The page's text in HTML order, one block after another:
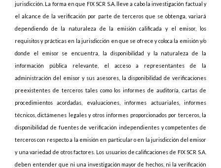
jurisdicción. La forma en que FIX SCR S.A. lleve a cabo la investigación factual y
el alcance de la verificación por parte de terceros que se obtenga, variará
dependiendo de la naturaleza de la emisión calificada y el emisor, los
requisitos y prácticas en la jurisdicción en que se ofrece y coloca la emisión y/o
donde el emisor se encuentra, la disponibilidad y la naturaleza de la
información pública relevante, el acceso a representantes de la
administración del emisor y sus asesores, la disponibilidad de verificaciones
preexistentes de terceros tales como los informes de auditoría, cartas de
procedimientos acordadas, evaluaciones, informes actuariales, informes
técnicos, dictámenes legales y otros informes proporcionados por terceros, la
disponibilidad de fuentes de verificación independientes y competentes de
terceros con respecto a la emisión en particular o en la jurisdicción del emisor
y una variedad de otros factores. Los usuarios de calificaciones de FIX SCR S.A.
deben entender que ni una investigación mayor de hechos, ni la verificación